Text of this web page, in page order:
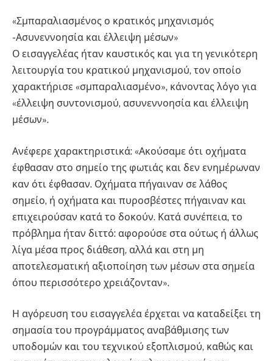
«Σμπαραλιασμένος ο κρατικός μηχανισμός
-Ασυνεννοησία και έλλειψη μέσων»
Ο εισαγγελέας ήταν καυστικός και για τη γενικότερη
λειτουργία του κρατικού μηχανισμού, τον οποίο
χαρακτήρισε «σμπαραλιασμένο», κάνοντας λόγο για
«έλλειψη συντονισμού, ασυνεννοησία και έλλειψη
μέσων».
Ανέφερε χαρακτηριστικά: «Ακούσαμε ότι οχήματα
έφθασαν στο σημείο της φωτιάς και δεν ενημέρωναν
καν ότι έφθασαν. Οχήματα πήγαιναν σε λάθος
σημείο, ή οχήματα και πυροσβέστες πήγαιναν και
επιχειρούσαν κατά το δοκούν. Κατά συνέπεια, το
πρόβλημα ήταν διττό: αφορούσε στα ούτως ή άλλως
λίγα μέσα προς διάθεση, αλλά και στη μη
αποτελεσματική αξιοποίηση των μέσων στα σημεία
όπου περισσότερο χρειάζονταν».
Η αγόρευση του εισαγγελέα έρχεται να καταδείξει τη
σημασία του προγράμματος αναβάθμισης των
υποδομών και του τεχνικού εξοπλισμού, καθώς και